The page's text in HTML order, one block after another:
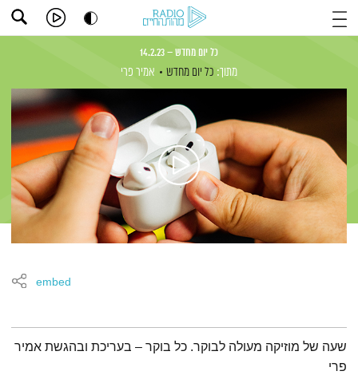
כל יום מחדש – 14.2.23
מתוך: כל יום מחדש אמיר פרי
embed
תמצית הפודקאסט
שעה של מוזיקה מעולה לבוקר. כל בוקר – בעריכת ובהגשת אמיר
פרי